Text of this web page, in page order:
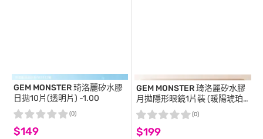
GEM MONSTER琦洛麗矽水膠
日拋10片(透明片) -1.00
$149
(0)
GEM MONSTER琦洛麗矽水膠
月拋隱形眼鏡1片裝 (暖陽琥珀
淺棕) 0.00
$199
(0)